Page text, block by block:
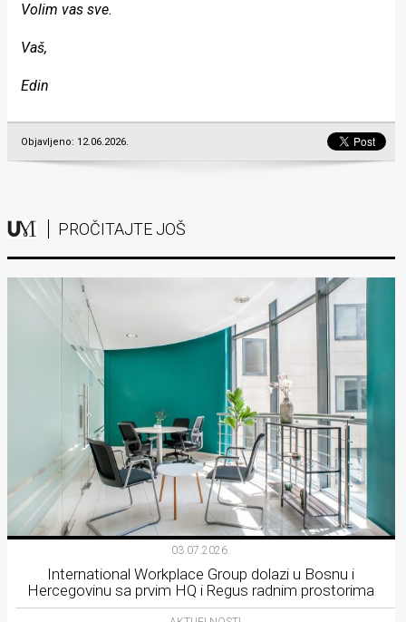
Volim vas sve.
Vaš,
Edin
Objavljeno: 12.06.2026.
PROČITAJTE JOŠ
03.07.2026.
International Workplace Group dolazi u Bosnu i
Hercegovinu sa prvim HQ i Regus radnim prostorima